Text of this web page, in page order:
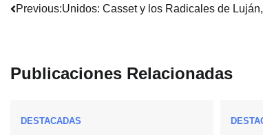
Navegación
Previous:Unidos: Casset y los Radicales de
Publicaciones Relacionadas
DESTACADAS